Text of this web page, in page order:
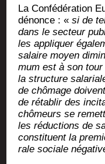
La Confé­dé­ra­tion
dénonce : «si de
dans le sec­teur
les appli­quer
salaire moyen
mum est à son
la struc­ture
de chô­mage
de réta­blir des
chô­meurs se
les réduc­tions de
consti­tuent la
rale sociale